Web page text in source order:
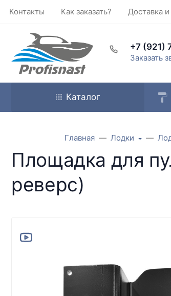
Контакты Как заказать? Доставка
+7 (921)
Заказать
Каталог
Главная Лодки
Площадка для
реверс)